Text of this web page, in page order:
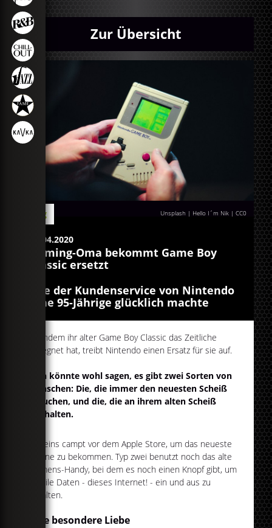
Zur Übersicht
Unsplash | Hello I´m Nik |CC0
Blog
28.04.2020
Gaming-Oma bekommt Game Boy
Classic ersetzt
Wie der Kundenservice von Nintendo
eine 95-Jährige glücklich machte
Nachdem ihr alter Game Boy Classic das Zeitliche
gesegnet hat, treibt Nintendo einen Ersatz für sie auf.
Man könnte wohl sagen, es gibt zwei Sorten von
Menschen: Die, die immer den neuesten Scheiß
brauchen, und die, die an ihrem alten Scheiß
festhalten.
Typ eins campt vor dem Apple Store, um das neueste
iPhone zu bekommen. Typ zwei benutzt noch das alte
Siemens-Handy, bei dem es noch einen Knopf gibt, um
mobile Daten - dieses Internet! - ein und aus zu
schalten.
Eine besondere Liebe